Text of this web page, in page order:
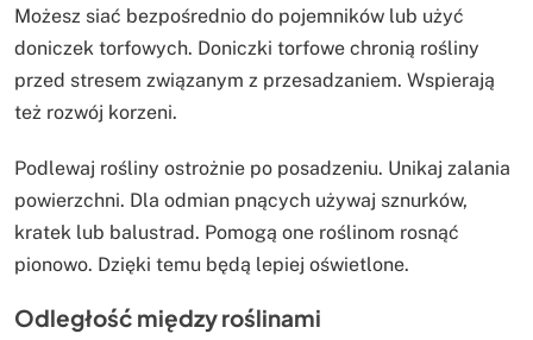
Możesz siać bezpośrednio do pojemników lub użyć
doniczek torfowych. Doniczki torfowe chronią rośliny
przed stresem związanym z przesadzaniem. Wspierają
też rozwój korzeni.
Podlewaj rośliny ostrożnie po posadzeniu. Unikaj zalania
powierzchni. Dla odmian pnących używaj sznurków,
kratek lub balustrad. Pomogą one roślinom rosnąć
pionowo. Dzięki temu będą lepiej oświetlone.
Odległość między roślinami